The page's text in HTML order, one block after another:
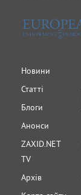
Новини
Статті
Блоги
Анонси
ZAXID.NET
TV
Архів